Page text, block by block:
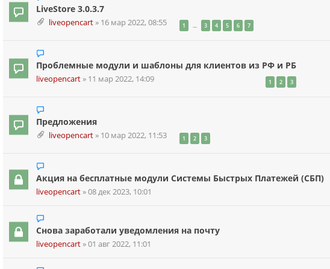
LiveStore 3.0.3.7
liveopencart » 16 мар 2022, 08:55 1 … 3 4 5 6 7
Проблемные модули и шаблоны для клиентов из РФ и РБ
liveopencart » 11 мар 2022, 14:09 1 2 3
Предложения
liveopencart » 10 мар 2022, 11:53 1 2 3
Акция на бесплатные модули Системы Быстрых Платежей (СБП)
liveopencart »08 дек 2023, 10:01
Снова заработали уведомления на почту
liveopencart »01 авг 2022, 11:01